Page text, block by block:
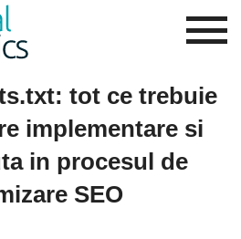
tot ce trebuie
implementare si
in procesul de
SEO